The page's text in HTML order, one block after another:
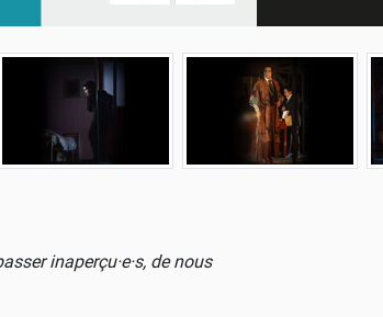
inaperçu·e·s, de nous